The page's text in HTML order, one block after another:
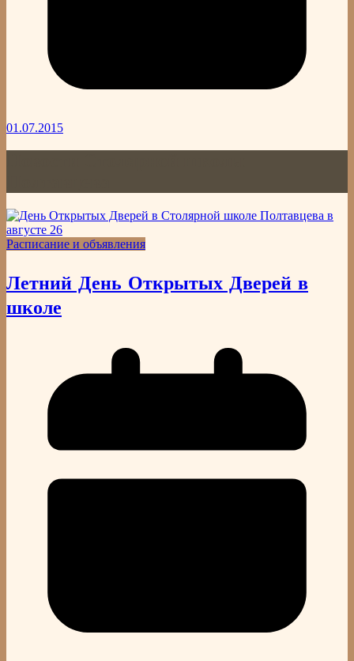
01.07.2015
Расписание и объявления
Летний День Открытых Дверей в
школе